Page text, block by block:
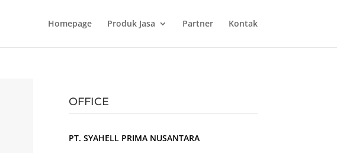
Homepage Produk Jasa Partner Kontak
OFFICE
PT. SYAHELL PRIMA NUSANTARA